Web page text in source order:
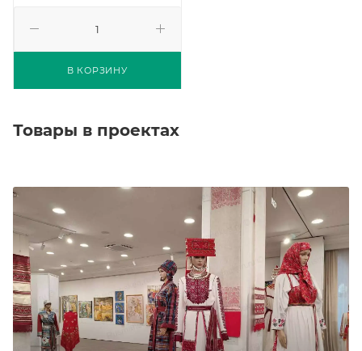
В КОРЗИНУ
Товары в проектах